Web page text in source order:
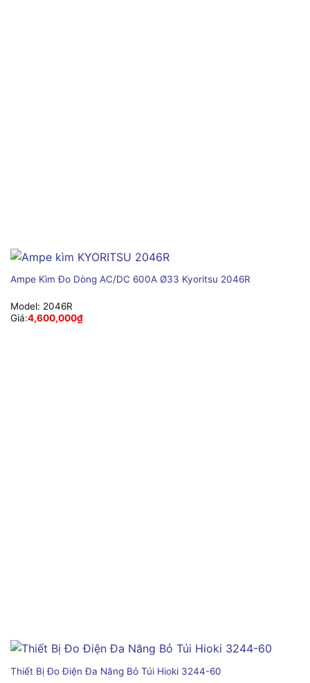
Ampe Kìm Đo Dòng AC/DC 600A Ø33 Kyoritsu 2046R
Model: 2046R
Giá:4,600,000₫
Thiết Bị Đo Điện Đa Năng Bỏ Túi Hioki 3244-60